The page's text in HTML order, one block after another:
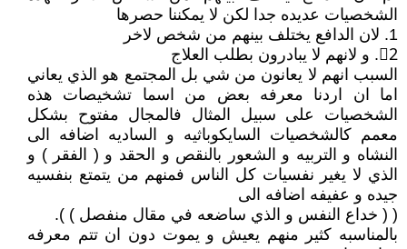
الشخصيات عديده جدا لكن لا يمكننا حصرها
1. لان الدافع يختلف بينهم من شخص لاخر
2ِ. و لانهم لا يبادرون بطلب العلاج
السبب انهم لا يعانون من شي بل المجتمع هو الذي يعاني
اما ان اردنا معرفه بعض من اسما تشخيصات هذه
الشخصيات على سبيل المثال فالمجال مفتوح بشكل
معمم كالشخصيات السايكوباثيه و الساديه اضافه الى
النشاه و التربيه و الشعور بالنقص و الحقد و ( الفقر ) و
الذي لا يغير نفسيات كل الناس فمنهم من يتمتع بنفسيه
جيده و عفيفه اضافه الى
( ( خداع النفس و الذي ساضعه في مقال منفصل ) ).
بالمناسبه كثير منهم يعيش و يموت دون ان تتم معرفه